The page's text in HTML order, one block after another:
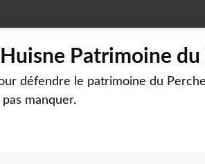
Patrimoine
défendre le patrimoine du
manquer.